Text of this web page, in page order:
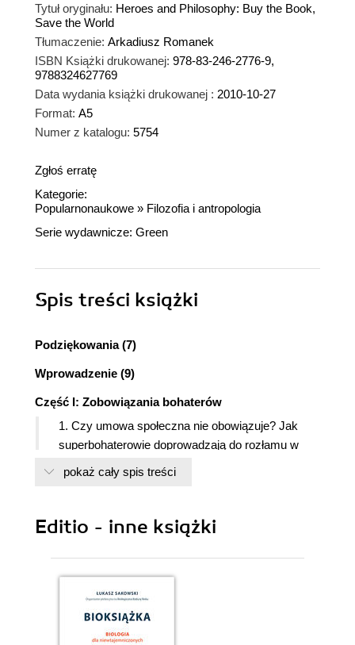
Tytuł oryginału: Heroes and Philosophy: Buy the Book,
Save the World
Tłumaczenie: Arkadiusz Romanek
ISBN Książki drukowanej: 978-83-246-2776-9,
9788324627769
Data wydania książki drukowanej : 2010-10-27
Format: A5
Numer z katalogu: 5754
Zgłoś erratę
Kategorie:
Popularnonaukowe » Filozofia i antropologia
Serie wydawnicze: Green
Spis treści książki
Podziękowania (7)
Wprowadzenie (9)
Część I: Zobowiązania bohaterów
1. Czy umowa społeczna nie obowiązuje? Jak
superbohaterowie doprowadzają do rozłamu w
społeczeństwie (15)
Robert Sharp
zmierzających do ocalenia świata (33)
3. Korporacyjne gierki: moralny wymiar pracy dla
Firmy (47)
Christopher Robichaud
4. Wielka kreatywność idzie w parze z wielkim
naśladownictwem: problem plagiatorstwa i wiedzy
pokaż cały spis treści
Editio - inne książki